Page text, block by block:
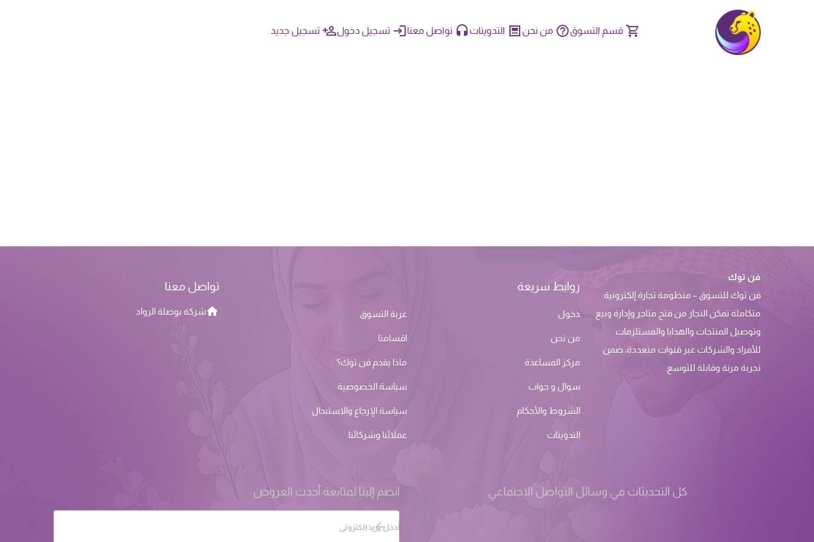
قسم التسوق من نحن التدوينات تواصل معنا تسجيل دخول تسجيل جديد
فن توك
فن توك للتسوق – منظومة تجارة إلكترونية
متكاملة تمكن التجار من فتح متاجر وإدارة وبيع
وتوصيل المنتجات والهدايا والمستلزمات
للأفراد والشركات عبر قنوات متعددة، ضمن
تجربة مرنة وقابلة للتوسع.
روابط سريعة
دخول عربة التسوق
من نحن اقسامنا
مركز المساعدة ماذا يقدم فن توك؟
سوال و جواب سياسة الخصوصية
الشروط والأحكام سياسة الإرجاع والاستبدال
التدوينات عملائنا وشركائنا
تواصل معنا
شركة بوصلة الرواد
كل التحديثات في وسائل التواصل الاجتماعي انضم إلينا لمتابعة أحدث العروض